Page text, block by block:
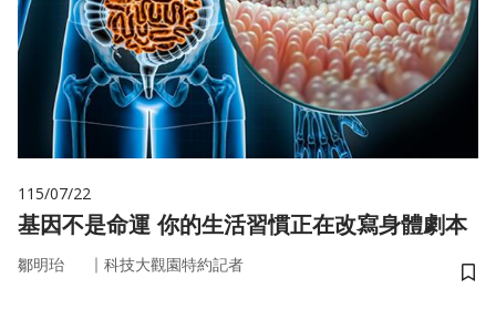
115/07/22
基因不是命運 你的生活習慣正在改寫身體劇本
鄒明珆 ｜ 科技大觀園特約記者
儲